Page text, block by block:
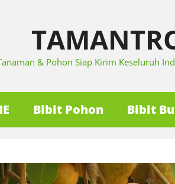
& Pohon Siap Kirim Keseluruh
Bibit Pohon Bibit